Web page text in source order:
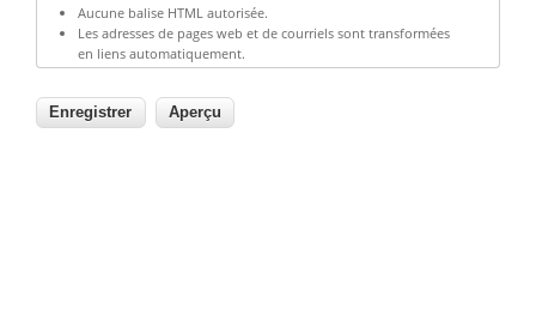
Aucune balise HTML autorisée.
Les adresses de pages web et de courriels sont transformées
en liens automatiquement.